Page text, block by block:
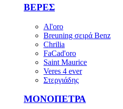
ΒΕΡΕΣ
Al'oro
Breuning σειρά Benz
Chrilia
FaCad'oro
Saint Maurice
Veres 4 ever
Στεργιάδης
ΜΟΝΟΠΕΤΡΑ